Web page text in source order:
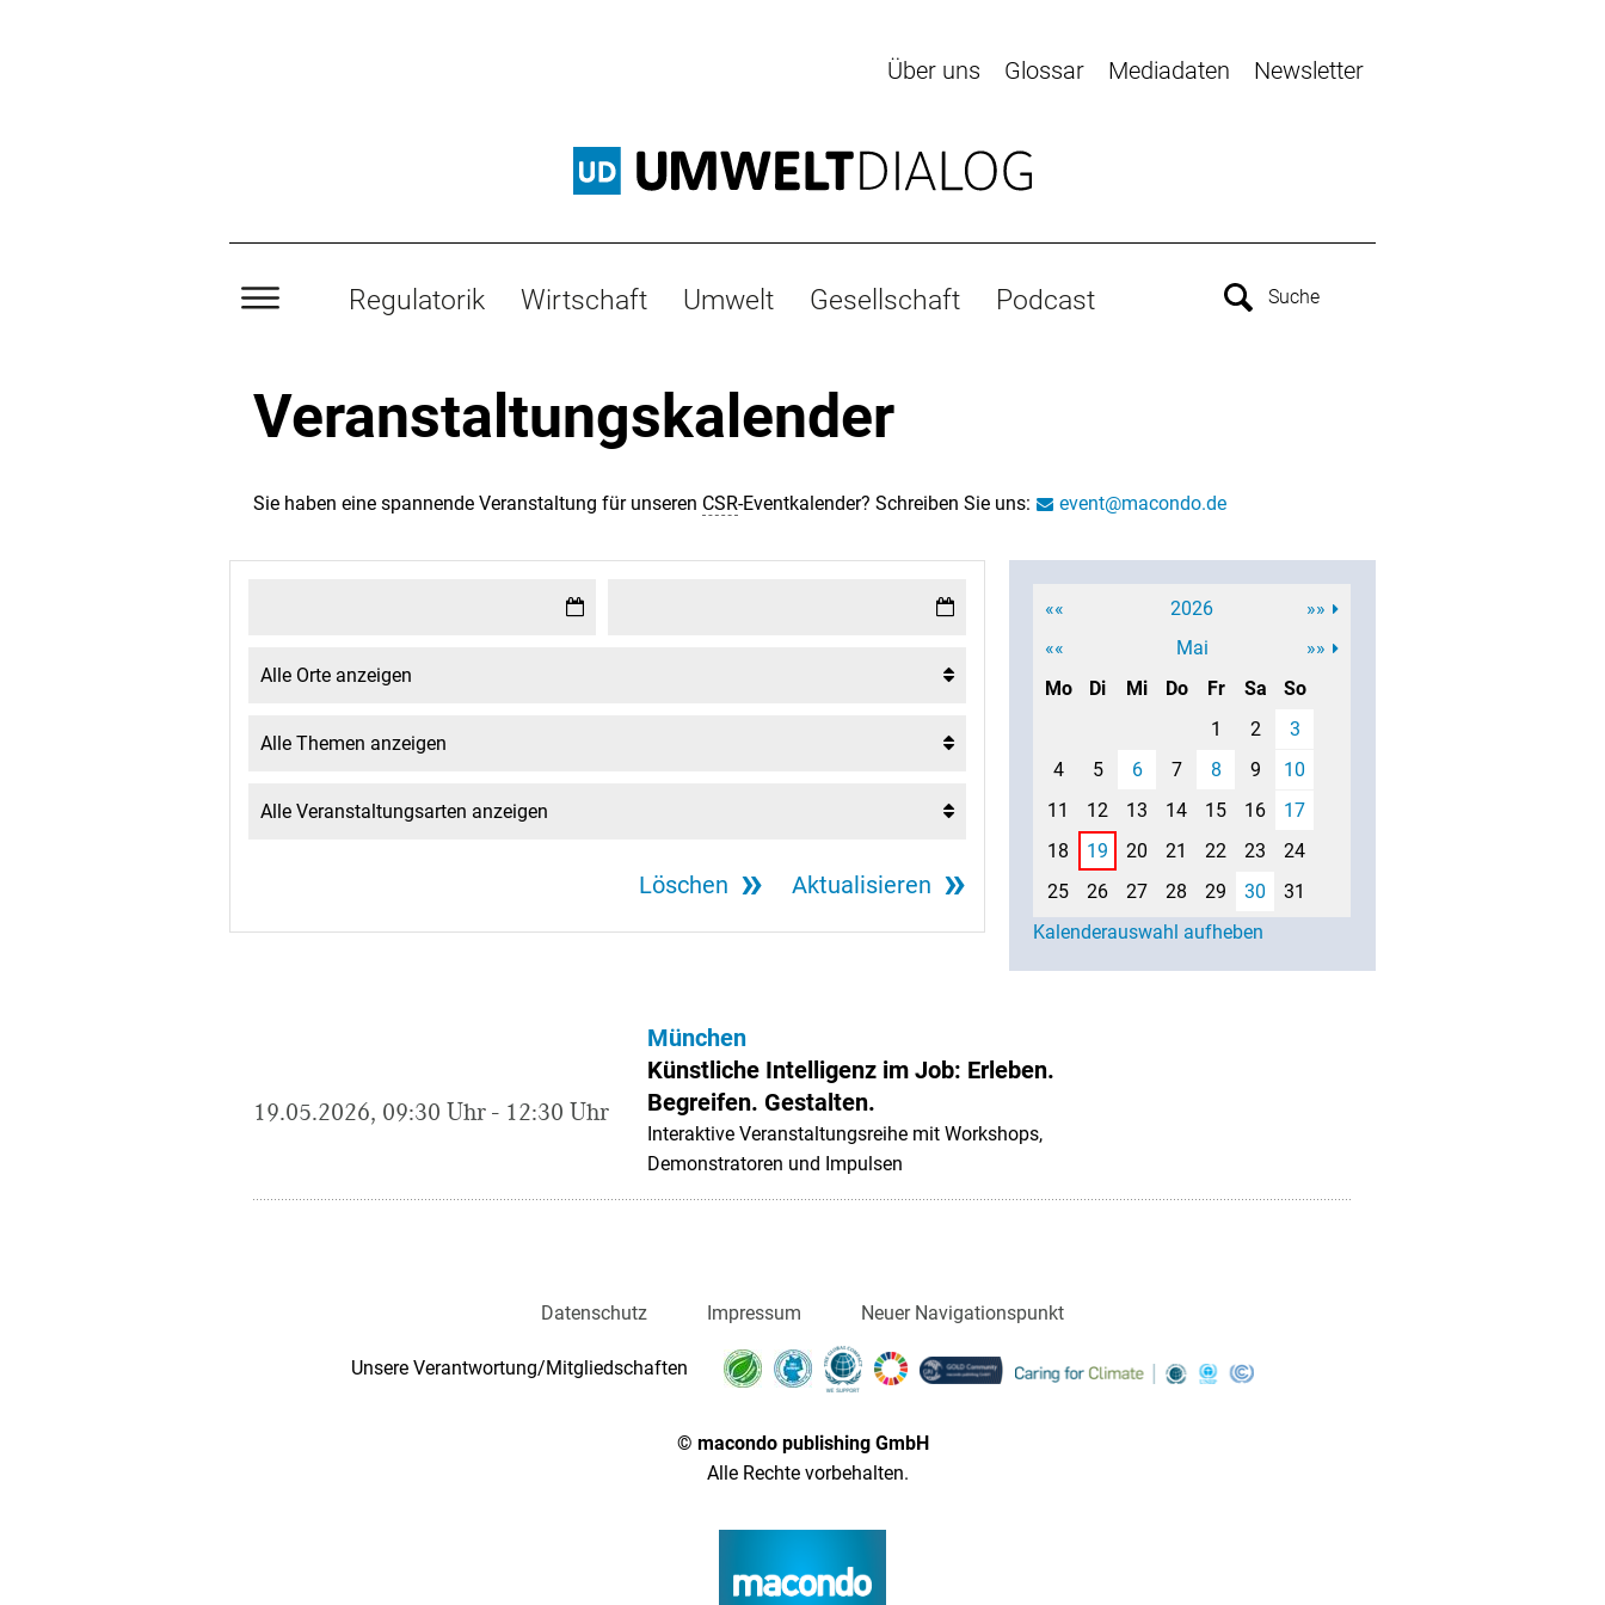
Über uns Glossar Mediadaten Newsletter
Regulatorik Wirtschaft Umwelt Gesellschaft Podcast
Veranstaltungskalender
Sie haben eine spannende Veranstaltung für unseren CSR-Eventkalender? Schreiben Sie uns: event@macondo.de
Löschen Aktualisieren
«« 2026
»»
««
Mai
»»
Mo
Di Mi Do Fr Sa
So
1
2
3
4
5 6 7 8 9
10
11
12 13 14 15 16
17
18
19 20 21 22 23
24
25
26 27 28 29 30
31
Kalenderauswahl aufheben
19.05.2026, 09:30 Uhr - 12:30 Uhr
München
Künstliche Intelligenz im Job: Erleben.
Begreifen. Gestalten.
Interaktive Veranstaltungsreihe mit Workshops,
Demonstratoren und Impulsen
Datenschutz Impressum Neuer Navigationspunkt
Unsere Verantwortung/Mitgliedschaften
© macondo publishing GmbH
Alle Rechte vorbehalten.